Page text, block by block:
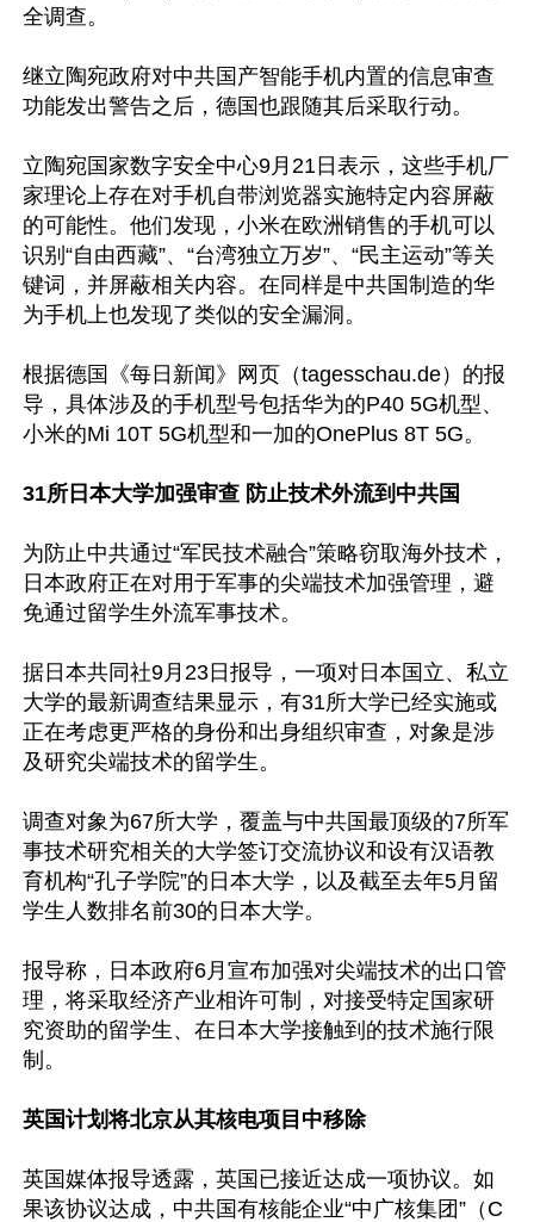
全调查。
继立陶宛政府对中共国产智能手机内置的信息审查
功能发出警告之后，德国也跟随其后采取行动。
立陶宛国家数字安全中心9月21日表示，这些手机厂
家理论上存在对手机自带浏览器实施特定内容屏蔽
的可能性。他们发现，小米在欧洲销售的手机可以
识别“自由西藏”、“台湾独立万岁”、“民主运动”等关
键词，并屏蔽相关内容。在同样是中共国制造的华
为手机上也发现了类似的安全漏洞。
根据德国《每日新闻》网页（tagesschau.de）的报
导，具体涉及的手机型号包括华为的P40 5G机型、
小米的Mi 10T 5G机型和一加的OnePlus 8T 5G。
31所日本大学加强审查 防止技术外流到中共国
为防止中共通过“军民技术融合”策略窃取海外技术，
日本政府正在对用于军事的尖端技术加强管理，避
免通过留学生外流军事技术。
据日本共同社9月23日报导，一项对日本国立、私立
大学的最新调查结果显示，有31所大学已经实施或
正在考虑更严格的身份和出身组织审查，对象是涉
及研究尖端技术的留学生。
调查对象为67所大学，覆盖与中共国最顶级的7所军
事技术研究相关的大学签订交流协议和设有汉语教
育机构“孔子学院”的日本大学，以及截至去年5月留
学生人数排名前30的日本大学。
报导称，日本政府6月宣布加强对尖端技术的出口管
理，将采取经济产业相许可制，对接受特定国家研
究资助的留学生、在日本大学接触到的技术施行限
制。
英国计划将北京从其核电项目中移除
英国媒体报导透露，英国已接近达成一项协议。如
果该协议达成，中共国有核能企业“中广核集团”（C